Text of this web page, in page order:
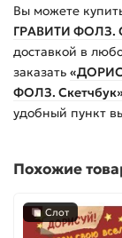
Вы можете
ГРАВИТИ ФОЛЗ.
доставкой в
заказать
ФОЛЗ.
удобный пункт
Похожие
Слот